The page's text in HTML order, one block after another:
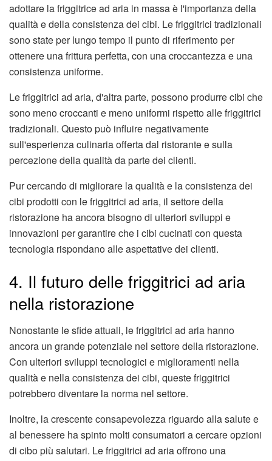
adottare la friggitrice ad aria in massa è l'importanza della
qualità e della consistenza dei cibi. Le friggitrici tradizionali
sono state per lungo tempo il punto di riferimento per
ottenere una frittura perfetta, con una croccantezza e una
consistenza uniforme.
Le friggitrici ad aria, d'altra parte, possono produrre cibi che
sono meno croccanti e meno uniformi rispetto alle friggitrici
tradizionali. Questo può influire negativamente
sull'esperienza culinaria offerta dal ristorante e sulla
percezione della qualità da parte dei clienti.
Pur cercando di migliorare la qualità e la consistenza dei
cibi prodotti con le friggitrici ad aria, il settore della
ristorazione ha ancora bisogno di ulteriori sviluppi e
innovazioni per garantire che i cibi cucinati con questa
tecnologia rispondano alle aspettative dei clienti.
4. Il futuro delle friggitrici ad aria
nella ristorazione
Nonostante le sfide attuali, le friggitrici ad aria hanno
ancora un grande potenziale nel settore della ristorazione.
Con ulteriori sviluppi tecnologici e miglioramenti nella
qualità e nella consistenza dei cibi, queste friggitrici
potrebbero diventare la norma nel settore.
Inoltre, la crescente consapevolezza riguardo alla salute e
al benessere ha spinto molti consumatori a cercare opzioni
di cibo più salutari. Le friggitrici ad aria offrono una